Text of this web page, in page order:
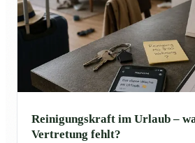
Reinigungskraft im Urlaub –
Vertretung fehlt?